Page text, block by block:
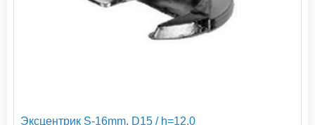
Эксцентрик S-16mm, D15 / h=12.0